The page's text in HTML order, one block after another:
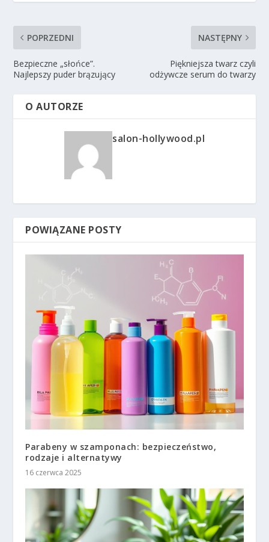
POPRZEDNI
Bezpieczne „słońce”.
Najlepszy puder brązujący
NASTĘPNY
Piękniejsza twarz czyli
odżywcze serum do twarzy
O AUTORZE
salon-hollywood.pl
POWIĄZANE POSTY
Parabeny w szamponach: bezpieczeństwo,
rodzaje i alternatywy
16 czerwca 2025